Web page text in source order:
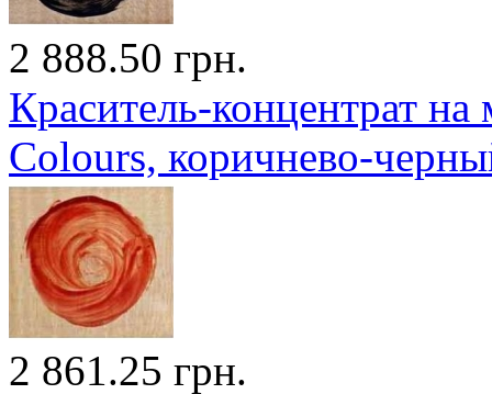
2 888.50 грн.
Краситель-концентрат
Colours, коричнево-
2 861.25 грн.